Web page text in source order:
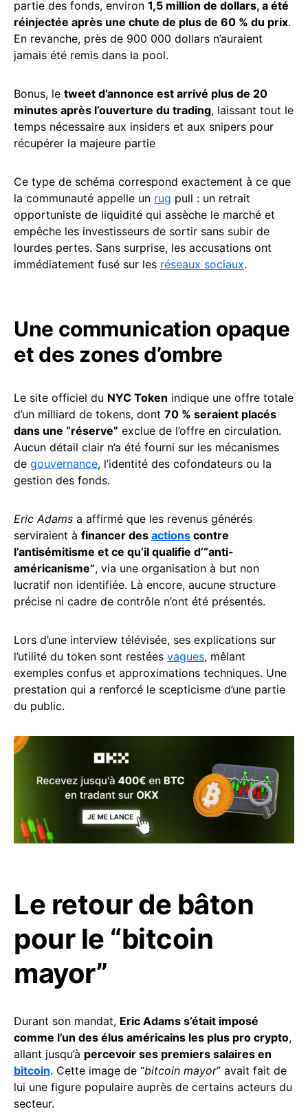
partie des fonds, environ 1,5 million de dollars, a été
réinjectée après une chute de plus de 60 % du prix.
En revanche, près de 900 000 dollars n’auraient
jamais été remis dans la pool.
Bonus, le tweet d’annonce est arrivé plus de 20
minutes après l’ouverture du trading, laissant tout le
temps nécessaire aux insiders et aux snipers pour
récupérer la majeure partie
Ce type de schéma correspond exactement à ce que
la communauté appelle un rug pull : un retrait
opportuniste de liquidité qui assèche le marché et
empêche les investisseurs de sortir sans subir de
lourdes pertes. Sans surprise, les accusations ont
immédiatement fusé sur les réseaux sociaux.
Une communication opaque
et des zones d’ombre
Le site officiel du NYC Token indique une offre totale
d’un milliard de tokens, dont 70 % seraient placés
dans une “réserve” exclue de l’offre en circulation.
Aucun détail clair n’a été fourni sur les mécanismes
de gouvernance, l’identité des cofondateurs ou la
gestion des fonds.
Eric Adams a affirmé que les revenus générés
serviraient à financer des actions contre
l’antisémitisme et ce qu’il qualifie d’“anti-
américanisme”, via une organisation à but non
lucratif non identifiée. Là encore, aucune structure
précise ni cadre de contrôle n’ont été présentés.
Lors d’une interview télévisée, ses explications sur
l’utilité du token sont restées vagues, mêlant
exemples confus et approximations techniques. Une
prestation qui a renforcé le scepticisme d’une partie
du public.
Le retour de bâton
pour le “bitcoin
mayor”
Durant son mandat, Eric Adams s’était imposé
comme l’un des élus américains les plus pro crypto,
allant jusqu’à percevoir ses premiers salaires en
bitcoin. Cette image de “bitcoin mayor” avait fait de
lui une figure populaire auprès de certains acteurs du
secteur.